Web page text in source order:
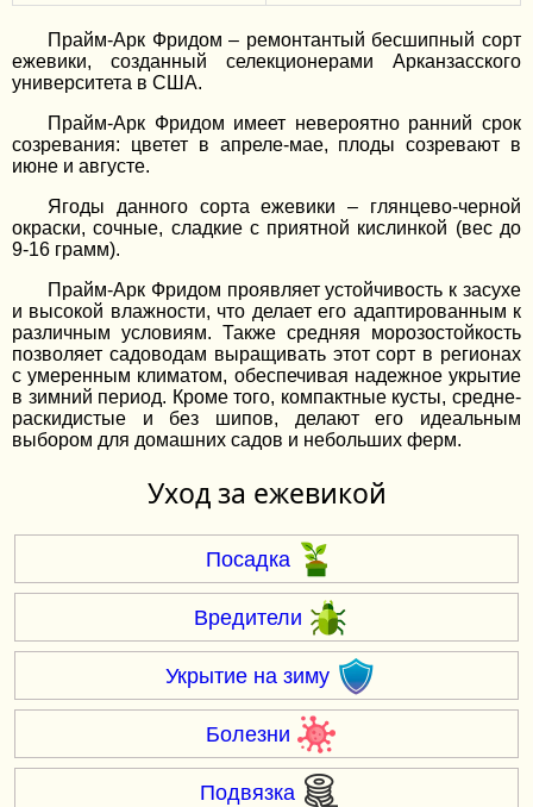
Прайм-Арк Фридом – ремонтантый бесшипный сорт
ежевики, созданный селекционерами Арканзасского
университета в США.
Прайм-Арк Фридом имеет невероятно ранний срок
созревания: цветет в апреле-мае, плоды созревают в
июне и августе.
Ягоды данного сорта ежевики – глянцево-черной
окраски, сочные, сладкие с приятной кислинкой (вес до
9-16 грамм).
Прайм-Арк Фридом проявляет устойчивость к засухе
и высокой влажности, что делает его адаптированным к
различным условиям. Также средняя морозостойкость
позволяет садоводам выращивать этот сорт в регионах
с умеренным климатом, обеспечивая надежное укрытие
в зимний период. Кроме того, компактные кусты, средне-
раскидистые и без шипов, делают его идеальным
выбором для домашних садов и небольших ферм.
Уход за ежевикой
Посадка
Вредители
Укрытие на зиму
Болезни
Подвязка